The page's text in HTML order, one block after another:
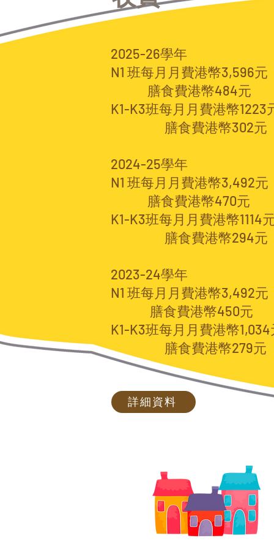
2025-26學年
N1 班每月月費港幣3,596元
膳食費港幣484元
K1-K3班每月月費港幣1223
膳食費港幣302元
2024-25學年
N1 班每月月費港幣3,492元
膳食費港幣470元
K1-K3班每月月費港幣1114
膳食費港幣294元
2023-24學年
N1 班每月月費港幣3,492元
膳食費港幣450元
K1-K3班每月月費港幣1,034
膳食費港幣279元
詳細資料